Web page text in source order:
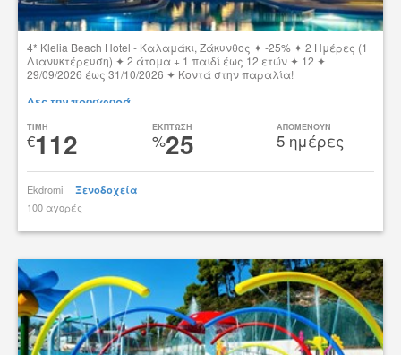
4* Klelia Beach Hotel - Καλαμάκι, Ζάκυνθος ✦ -25% ✦ 2 Ημέρες (1
Διανυκτέρευση) ✦ 2 άτομα + 1 παιδί έως 12 ετών ✦ 12 ✦
29/09/2026 έως 31/10/2026 ✦ Κοντά στην παραλία!
Δες την προσφορά
TIMH
€112 ΕΚΠΤΩΣΗ
%25 ΑΠΟΜΕΝΟΥΝ
5 ημέρες
Ekdromi Ξενοδοχεία
100 αγορές
tsibato